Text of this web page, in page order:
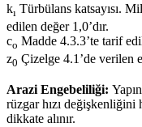
kı Türbülans katsayısı.
edilen değer 1,0’dır.
co Madde 4.3.3’te tarif
z0 Çizelge 4.1’de verilen
Arazi Engebeliliği:
rüzgar hızı değişkenliğini
dikkate alınır.